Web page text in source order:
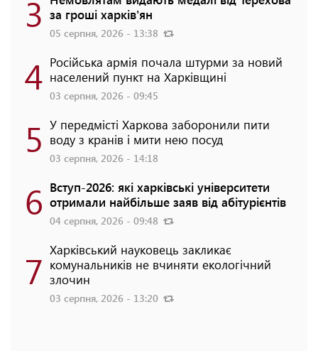
3 за гроші харків'ян
05 серпня, 2026 - 13:38
4 Російська армія почала штурми за новий
населений пункт на Харківщині
03 серпня, 2026 - 09:45
5 У передмісті Харкова заборонили пити
воду з кранів і мити нею посуд
03 серпня, 2026 - 14:18
6 Вступ-2026: які харківські університети
отримали найбільше заяв від абітурієнтів
04 серпня, 2026 - 09:48
7 Харківський науковець закликає
комунальників не вчиняти екологічний
злочин
03 серпня, 2026 - 13:20